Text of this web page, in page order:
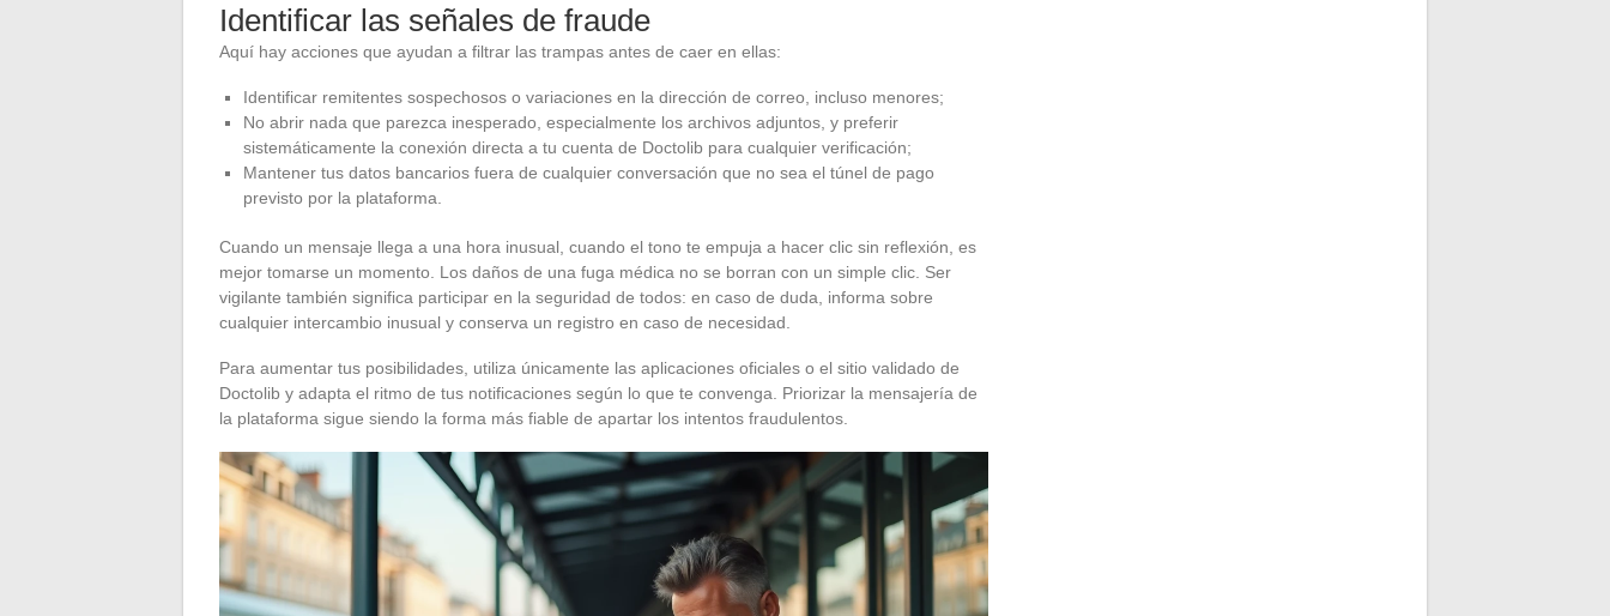
Identificar las señales de fraude
Aquí hay acciones que ayudan a filtrar las trampas antes de caer en ellas:
Identificar remitentes sospechosos o variaciones en la dirección de correo, incluso menores;
No abrir nada que parezca inesperado, especialmente los archivos adjuntos, y preferir
sistemáticamente la conexión directa a tu cuenta de Doctolib para cualquier verificación;
Mantener tus datos bancarios fuera de cualquier conversación que no sea el túnel de pago
previsto por la plataforma.
Cuando un mensaje llega a una hora inusual, cuando el tono te empuja a hacer clic sin reflexión, es
mejor tomarse un momento. Los daños de una fuga médica no se borran con un simple clic. Ser
vigilante también significa participar en la seguridad de todos: en caso de duda, informa sobre
cualquier intercambio inusual y conserva un registro en caso de necesidad.
Para aumentar tus posibilidades, utiliza únicamente las aplicaciones oficiales o el sitio validado de
Doctolib y adapta el ritmo de tus notificaciones según lo que te convenga. Priorizar la mensajería de
la plataforma sigue siendo la forma más fiable de apartar los intentos fraudulentos.